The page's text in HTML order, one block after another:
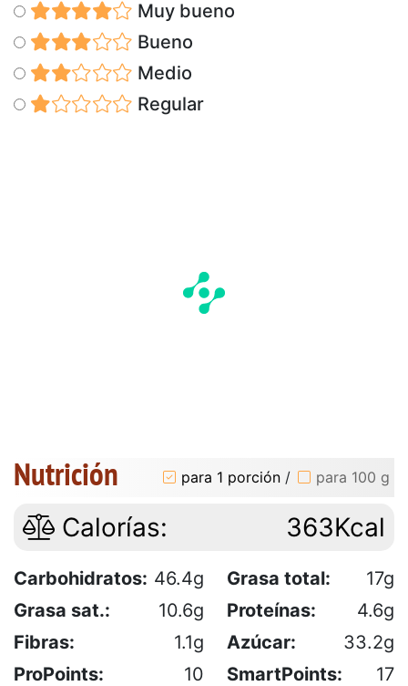
Muy bueno
Bueno
Medio
Regular
Nutrición para 1 porción / para 100 g
Calorías: 363Kcal
Carbohidratos: 46.4g Grasa total:
17g
Grasa sat.:
10.6g Proteínas:
4.6g
Fibras:
1.1g Azúcar:
33.2g
ProPoints:
10 SmartPoints: 17